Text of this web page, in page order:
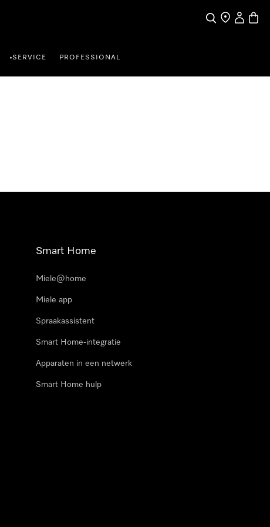
Wat zoek je?
Dealer zoeken
Mijn
•SERVICE PROFESSIONAL
Smart Home
Miele@home
Miele app
Spraakassistent
Smart Home-integratie
Apparaten in een netwerk
Smart Home hulp